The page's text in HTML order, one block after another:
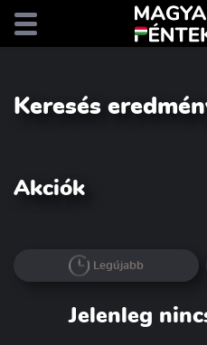
Keresés
Akciók
Legújabb
Jelenleg